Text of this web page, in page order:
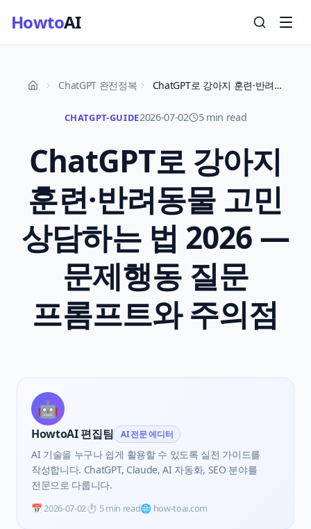
HowtoAI
ChatGPT 완전정복 ChatGPT로 강아지 훈련·반려동물 고민 상담하는 법 2026 — 문제행동 질문 프롬프트와 주의점
CHATGPT-GUIDE2026-07-02 5 min read
ChatGPT로 강아지
훈련·반려동물 고민
상담하는 법 2026 —
문제행동 질문
프롬프트와 주의점
🤖
HowtoAI 편집팀 AI 전문 에디터
AI 기술을 누구나 쉽게 활용할 수 있도록 실전 가이드를
작성합니다. ChatGPT, Claude, AI 자동화, SEO 분야를
전문으로 다룹니다.
📅2026-07-02⏱️ 5 min read🌐 how-toai.com